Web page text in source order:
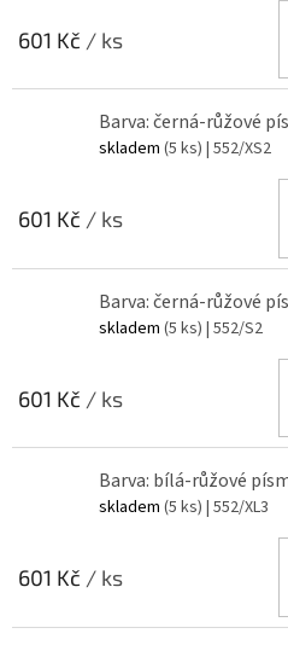
601 Kč / ks
Barva: černá-růžové
skladem (5 ks) | 552/XS2
601 Kč / ks
Barva: černá-růžové
skladem (5 ks) | 552/S2
601 Kč / ks
Barva: bílá-růžové
skladem (5 ks) | 552/XL3
601 Kč / ks